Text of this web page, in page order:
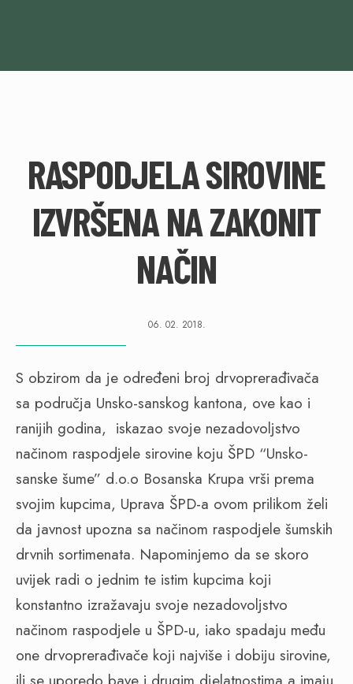
RASPODJELA SIROVINE
IZVRŠENA NA ZAKONIT
NAČIN
06. 02. 2018.
S obzirom da je određeni broj drvoprerađivača
sa područja Unsko-sanskog kantona, ove kao i
ranijih godina, iskazao svoje nezadovoljstvo
načinom raspodjele sirovine koju ŠPD “Unsko-
sanske šume” d.o.o Bosanska Krupa vrši prema
svojim kupcima, Uprava ŠPD-a ovom prilikom želi
da javnost upozna sa načinom raspodjele šumskih
drvnih sortimenata. Napominjemo da se skoro
uvijek radi o jednim te istim kupcima koji
konstantno izražavaju svoje nezadovoljstvo
načinom raspodjele u ŠPD-u, iako spadaju među
one drvoprerađivače koji najviše i dobiju sirovine,